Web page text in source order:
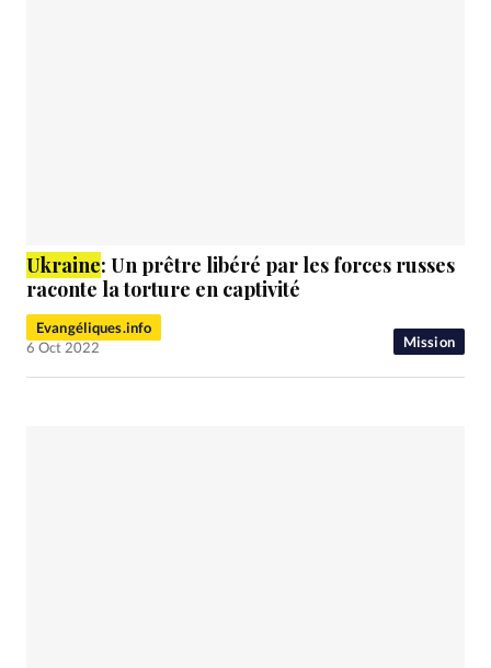
Mission
Ukraine: Un prêtre libéré par les forces russes
raconte la torture en captivité
Evangéliques.info
6 Oct 2022